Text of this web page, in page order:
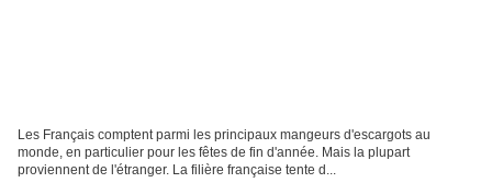
Les Français comptent parmi les principaux mangeurs d'escargots au
monde, en particulier pour les fêtes de fin d'année. Mais la plupart
proviennent de l'étranger. La filière française tente d...